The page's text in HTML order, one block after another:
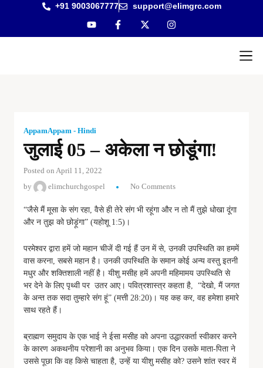
+91 9003067777 support@elimgrc.com
AppamAppam - Hindi
जुलाई 05 – अकेला न छोडूंगा!
Posted on April 11, 2022
by
elimchurchgospel No Comments
“जैसे मैं मूसा के संग रहा, वैसे ही तेरे संग भी रहूंगा और न तो मैं तुझे धोखा दूंगा
और न तुझ को छोड़ूंगा” (यहोशू 1:5)।
परमेश्वर द्वारा हमें जो महान चीजें दी गई हैं उन में से, उनकी उपस्थिति का हममें
वास करना, सबसे महान है। उनकी उपस्थिति के समान कोई अन्य वस्तु इतनी
मधुर और शक्तिशाली नहीं है। यीशु मसीह हमें अपनी महिमामय उपस्थिति से
भर देने के लिए पृथ्वी पर उतर आए। पवित्रशास्त्र कहता है, “देखो, मैं जगत
के अन्त तक सदा तुम्हारे संग हूं” (मत्ती 28:20)। यह कह कर, वह हमेशा हमारे
साथ रहते हैं।
ब्राह्मण समुदाय के एक भाई ने ईसा मसीह को अपना उद्धारकर्ता स्वीकार करने
के कारण अकथनीय परेशानी का अनुभव किया। एक दिन उसके माता-पिता ने
उससे पूछा कि वह किसे चाहता है, उन्हें या यीशु मसीह को? उसने शांत स्वर में